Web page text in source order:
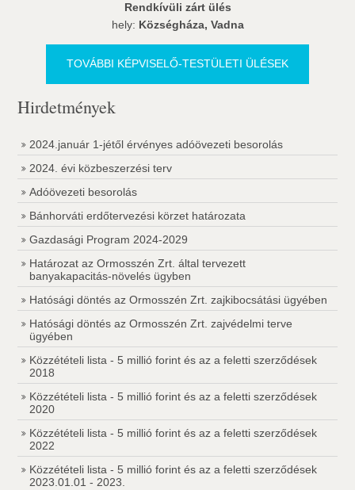
Rendkívüli zárt ülés
hely: Községháza, Vadna
TOVÁBBI KÉPVISELŐ-TESTÜLETI ÜLÉSEK
Hirdetmények
2024.január 1-jétől érvényes adóövezeti besorolás
2024. évi közbeszerzési terv
Adóövezeti besorolás
Bánhorváti erdőtervezési körzet határozata
Gazdasági Program 2024-2029
Határozat az Ormosszén Zrt. által tervezett
banyakapacitás-növelés ügyben
Hatósági döntés az Ormosszén Zrt. zajkibocsátási ügyében
Hatósági döntés az Ormosszén Zrt. zajvédelmi terve
ügyében
Közzétételi lista - 5 millió forint és az a feletti szerződések
2018
Közzétételi lista - 5 millió forint és az a feletti szerződések
2020
Közzétételi lista - 5 millió forint és az a feletti szerződések
2022
Közzétételi lista - 5 millió forint és az a feletti szerződések
2023.01.01 - 2023.